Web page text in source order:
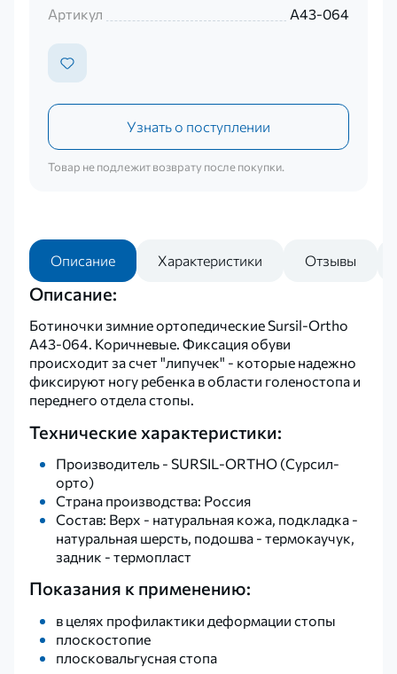
Артикул А43-064
Узнать о поступлении
Товар не подлежит возврату после покупки.
Описание Характеристики Отзывы
Описание:
Ботиночки зимние ортопедические Sursil-Ortho
А43-064. Коричневые. Фиксация обуви
происходит за счет "липучек" - которые надежно
фиксируют ногу ребенка в области голеностопа и
переднего отдела стопы.
Технические характеристики:
Производитель - SURSIL-ORTHO (Сурсил-
орто)
Страна производства: Россия
Состав: Верх - натуральная кожа, подкладка -
натуральная шерсть, подошва - термокаучук,
задник - термопласт
Показания к применению:
в целях профилактики деформации стопы
плоскостопие
плосковальгусная стопа